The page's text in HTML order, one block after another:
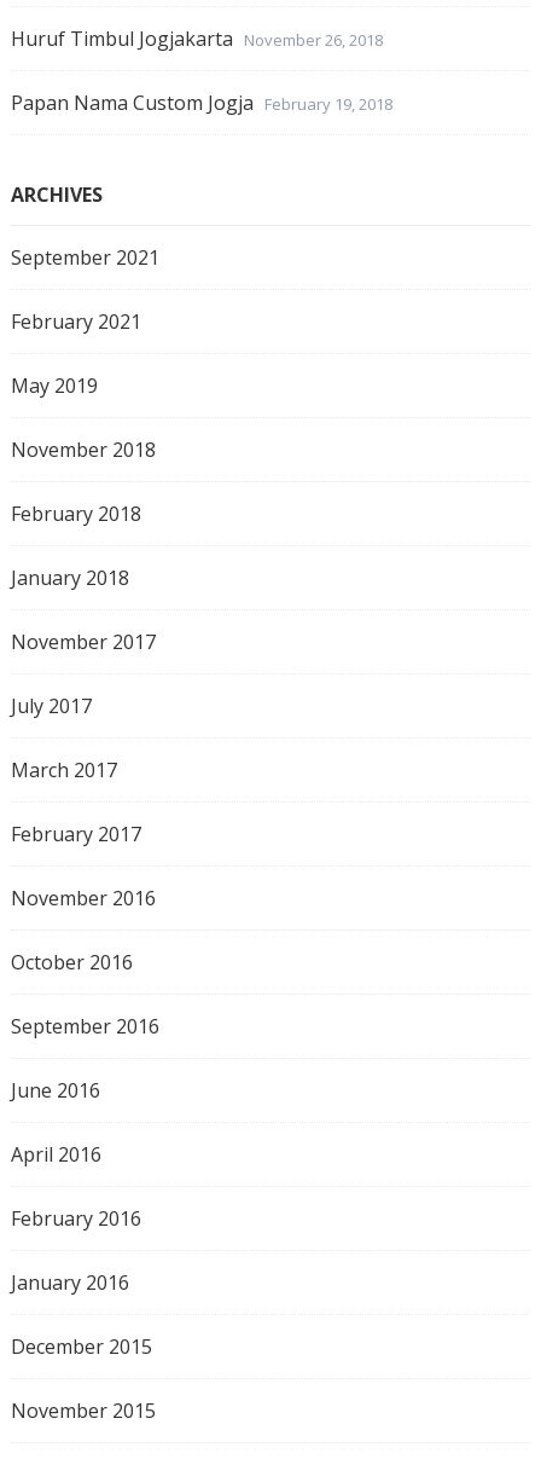
Huruf Timbul Jogjakarta November 26, 2018
Papan Nama Custom Jogja February 19, 2018
ARCHIVES
September 2021
February 2021
May 2019
November 2018
February 2018
January 2018
November 2017
July 2017
March 2017
February 2017
November 2016
October 2016
September 2016
June 2016
April 2016
February 2016
January 2016
December 2015
November 2015